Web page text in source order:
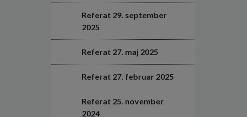
Referat 29. september
2025
Referat 27. maj 2025
Referat 27. februar 2025
Referat 25. november
2024